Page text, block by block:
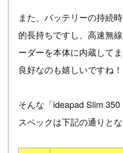
また、バッテリーの持続
的長持ちですし、高速無
ーダーを本体に内蔵して
良好なのも嬉しいですね！
そんな「ideapad Slim
スペックは下記の通りとな